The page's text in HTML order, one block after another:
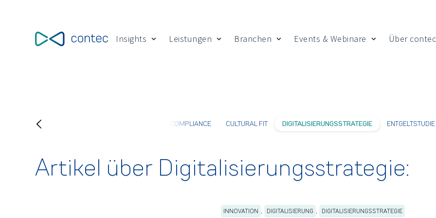
Insights
Show submenu for Insights
Leistungen
Show submenu for Leistungen
Branchen
Show submenu for Branchen
Events & Webinare
Show submenu
Über contec
PFLEGEPOLITIK COMPLIANCE CULTURAL FIT DIGITALISIERUNGSSTRATEGIE ENTGELTSTUDIE
Artikel über Digitalisierungsstrategie:
INNOVATION , DIGITALISIERUNG , DIGITALISIERUNGSSTRATEGIE